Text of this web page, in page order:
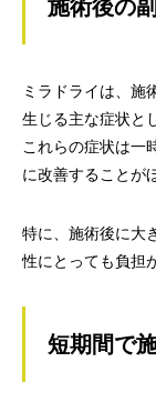
施術後の
ミラドライは、施
生じる主な症状と
これらの症状は一
に改善することが
特に、施術後に大
性にとっても負担
短期間で